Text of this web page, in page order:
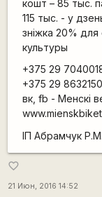
кошт – 85 тыс.
115 тыс. - у
зніжка 20% для
культуры
+375 29
+375 29 8632150
вк, fb - Менскі
ІП Абрамчук
favorite_border
21 Июн, 2016 14:52